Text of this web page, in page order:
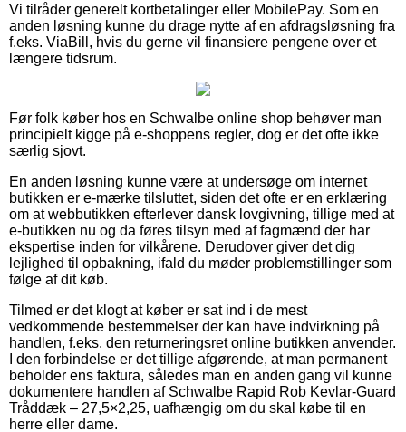
Vi tilråder generelt kortbetalinger eller MobilePay. Som en
anden løsning kunne du drage nytte af en afdragsløsning fra
f.eks. ViaBill, hvis du gerne vil finansiere pengene over et
længere tidsrum.
Før folk køber hos en Schwalbe online shop behøver man
principielt kigge på e-shoppens regler, dog er det ofte ikke
særlig sjovt.
En anden løsning kunne være at undersøge om internet
butikken er e-mærke tilsluttet, siden det ofte er en erklæring
om at webbutikken efterlever dansk lovgivning, tillige med at
e-butikken nu og da føres tilsyn med af fagmænd der har
ekspertise inden for vilkårene. Derudover giver det dig
lejlighed til opbakning, ifald du møder problemstillinger som
følge af dit køb.
Tilmed er det klogt at køber er sat ind i de mest
vedkommende bestemmelser der kan have indvirkning på
handlen, f.eks. den returneringsret online butikken anvender.
I den forbindelse er det tillige afgørende, at man permanent
beholder ens faktura, således man en anden gang vil kunne
dokumentere handlen af Schwalbe Rapid Rob Kevlar-Guard
Tråddæk – 27,5×2,25, uafhængig om du skal købe til en
herre eller dame.